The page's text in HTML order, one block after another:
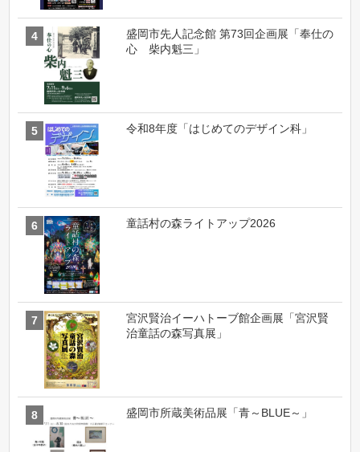
盛岡市先人記念館 第73回企画展「奉仕の
心 柴内魁三」
令和8年度「はじめてのデザイン科」
童話村の森ライトアップ2026
宮沢賢治イーハトーブ館企画展「宮沢賢
治童話の森写真展」
盛岡市所蔵美術品展「青～BLUE～」